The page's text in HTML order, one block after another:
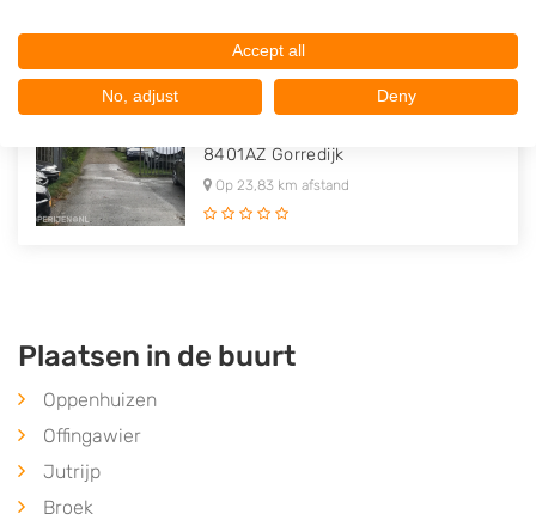
V.O.F. Slootstra
8401AZ Gorredijk
Op 23,83 km afstand
Plaatsen in de buurt
Oppenhuizen
Offingawier
Jutrijp
Broek
Accept all
No, adjust Deny